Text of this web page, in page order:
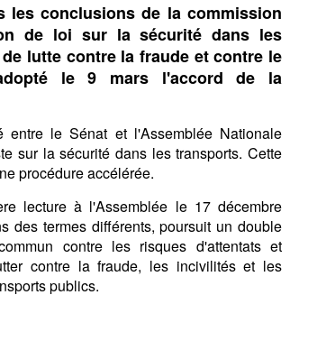
les conclusions de la commission
de loi sur la sécurité dans les
lutte contre la fraude et contre le
le 9 mars l'accord de la
le Sénat et l'Assemblée Nationale
sur la sécurité dans les transports. Cette
procédure accélérée.
lecture à l'Assemblée le 17 décembre
des termes différents, poursuit un double
contre les risques d'attentats et
contre la fraude, les incivilités et les
publics.